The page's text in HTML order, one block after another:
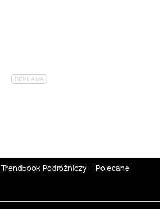
Trendbook Podróżniczy Polecane